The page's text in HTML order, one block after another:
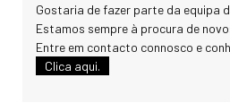
Gostaria de fazer parte da equipa
Estamos sempre à procura de
Entre em contacto connosco e
Clica aqui.